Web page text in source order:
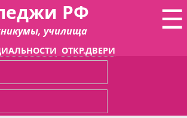
☰
РФ
училища
ОТКР.ДВЕРИ